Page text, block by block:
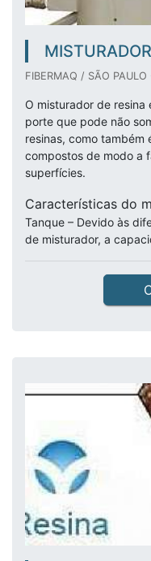
FIBERMAQ / SÃO PAULO
O misturador de
porte que pode não
resinas, como também
compostos de modo a
superfícies.
Características do
Tanque – Devido às
de misturador, a